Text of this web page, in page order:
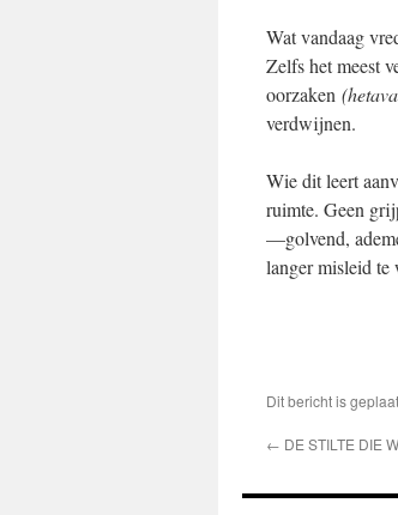
Wat vandaag
Zelfs het meest
oorzaken
verdwijnen.
Wie dit leert
ruimte. Geen
—golvend,
langer misleid te
Dit bericht is
← DE STILTE DIE